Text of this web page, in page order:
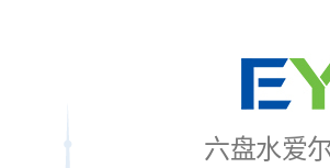
六盘水爱